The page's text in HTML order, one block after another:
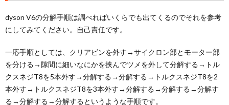
dyson V6の分解手順は調べればいくらでも出てくるのでそれを参考
にしてみてください。自己責任です。
一応手順としては、クリアビンを外す→サイクロン部とモーター部
を分ける→隙間に細いなにかを挟んでツメを外して分解する→トル
クスネジT8を5本外す→分解する→分解する→トルクスネジT8を2
本外す→トルクスネジT8を3本外す→分解する→分解する→分解す
る→分解する→分解するというような手順です。